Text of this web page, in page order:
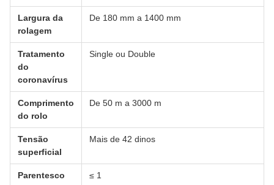
Largura da
rolagem
De 180 mm a 1400 mm
Tratamento
do
coronavírus
Single ou Double
Comprimento
do rolo
De 50 m a 3000 m
Tensão
superficial
Mais de 42 dinos
Parentesco ≤ 1